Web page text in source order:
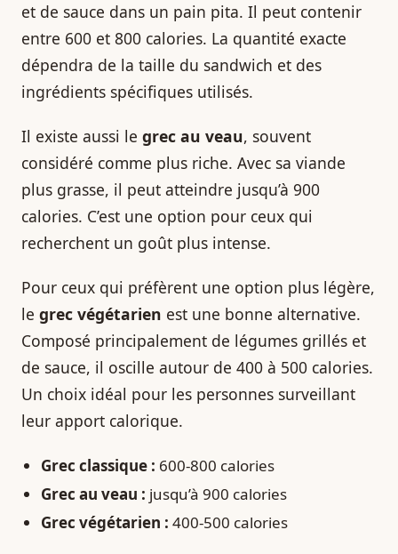
et de sauce dans un pain pita. Il peut contenir
entre 600 et 800 calories. La quantité exacte
dépendra de la taille du sandwich et des
ingrédients spécifiques utilisés.
Il existe aussi le grec au veau, souvent
considéré comme plus riche. Avec sa viande
plus grasse, il peut atteindre jusqu’à 900
calories. C’est une option pour ceux qui
recherchent un goût plus intense.
Pour ceux qui préfèrent une option plus légère,
le grec végétarien est une bonne alternative.
Composé principalement de légumes grillés et
de sauce, il oscille autour de 400 à 500 calories.
Un choix idéal pour les personnes surveillant
leur apport calorique.
Grec classique : 600-800 calories
Grec au veau : jusqu’à 900 calories
Grec végétarien : 400-500 calories